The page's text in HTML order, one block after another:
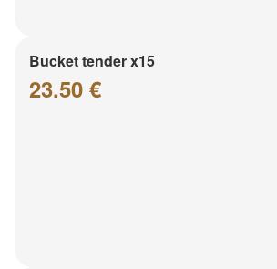
Bucket tender x15
23.50 €